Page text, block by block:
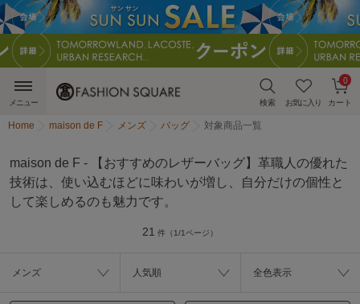
検索 お気に入り カート
0
メニュー
Home maison de F メンズ バッグ 対象商品一覧
maison de F - 【おすすめのレザーバッグ】革職人の優れた
技術は、使い込むほどに味わいが増し、自分だけの個性と
して楽しめるのも魅力です。
21 件（1/1ページ）
メンズ 人気順 全色表示